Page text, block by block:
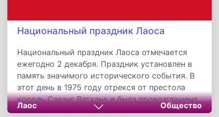
Национальный праздник Лаоса
Национальный праздник Лаоса отмечается
ежегодно 2 декабря. Праздник установлен в
память значимого исторического события. В
этот день в 1975 году отрекся от престола
король Саванг Ватхана и была провозглашена
Лаосская Народно-Демократическая
Лаос Общество